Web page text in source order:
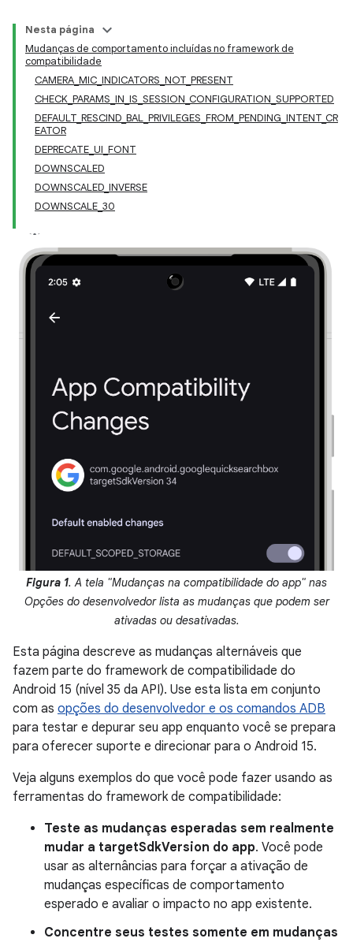
Nesta página
Mudanças de comportamento incluídas no framework de
compatibilidade
CAMERA_MIC_INDICATORS_NOT_PRESENT
CHECK_PARAMS_IN_IS_SESSION_CONFIGURATION_SUPPORTED
DEFAULT_RESCIND_BAL_PRIVILEGES_FROM_PENDING_INTENT_CR
EATOR
DEPRECATE_UI_FONT
DOWNSCALED
DOWNSCALED_INVERSE
DOWNSCALE_30
Figura 1. A tela "Mudanças na compatibilidade do app" nas
Opções do desenvolvedor lista as mudanças que podem ser
ativadas ou desativadas.
Esta página descreve as mudanças alternáveis que
fazem parte do framework de compatibilidade do
Android 15 (nível 35 da API). Use esta lista em conjunto
com as opções do desenvolvedor e os comandos ADB
para testar e depurar seu app enquanto você se prepara
para oferecer suporte e direcionar para o Android 15.
Veja alguns exemplos do que você pode fazer usando as
ferramentas do framework de compatibilidade:
Teste as mudanças esperadas sem realmente
mudar a targetSdkVersion do app. Você pode
usar as alternâncias para forçar a ativação de
mudanças específicas de comportamento
esperado e avaliar o impacto no app existente.
Concentre seus testes somente em mudanças